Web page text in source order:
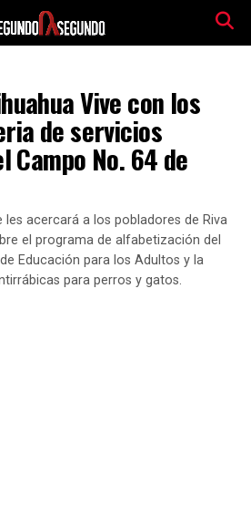
Vive con los
de servicios
Campo No. 64 de
les acercará a los pobladores de Riva
el programa de alfabetización del
Educación para los Adultos y la
para perros y gatos.